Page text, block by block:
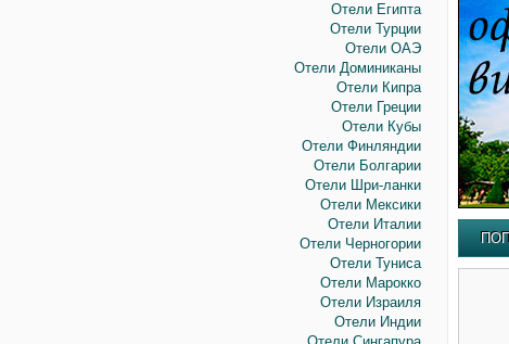
Отели Египта
Отели Турции
Отели ОАЭ
Отели Доминиканы
Отели Кипра
Отели Греции
Отели Кубы
Отели Финляндии
Отели Болгарии
Отели Шри-ланки
Отели Мексики
Отели Италии
Отели Черногории
Отели Туниса
Отели Марокко
Отели Израиля
Отели Индии